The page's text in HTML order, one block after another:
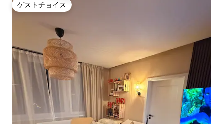
ゲストチョイス
ゲストチョイス